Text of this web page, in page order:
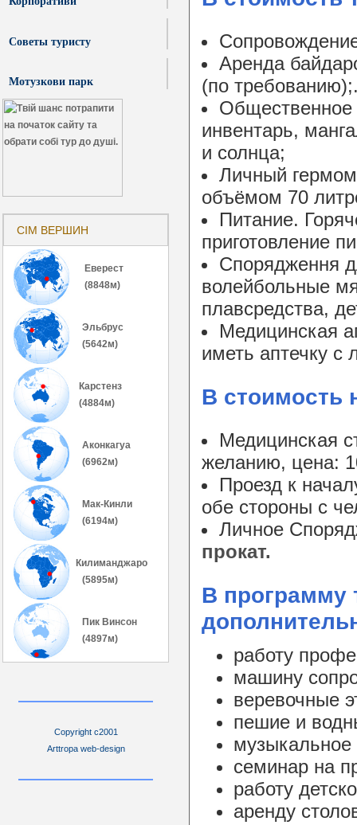
Cоветы туристу
Мотузкови парк
СІМ ВЕРШИН
Еверест
(8848м)
Эльбрус
(5642м)
Карстенз
(4884м)
Аконкагуа
(6962м)
Мак-Кинли
(6194м)
Килиманджаро
(5895м)
Пик Винсон
(4897м)
Copyright c2001
Arttropa web-design
Аренда
(по
Общественное
инвентарь,
и солнца;
Личный
объёмом 70
Питание.
приготовление
Спорядження
волейбольные
плавсредства,
Медицинская
иметь аптечку с
В стоимость
Медицинская
желанию, цена:
Проезд к
обе стороны с
Личное
прокат.
В программу
работу
машину
веревочные
пешие и
семинар на
работу
аренду